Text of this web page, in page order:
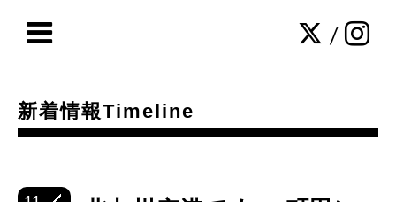
/
新着情報Timeline